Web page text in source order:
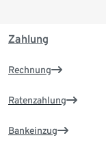
Zahlung
Rechnung
Ratenzahlung
Bankeinzug